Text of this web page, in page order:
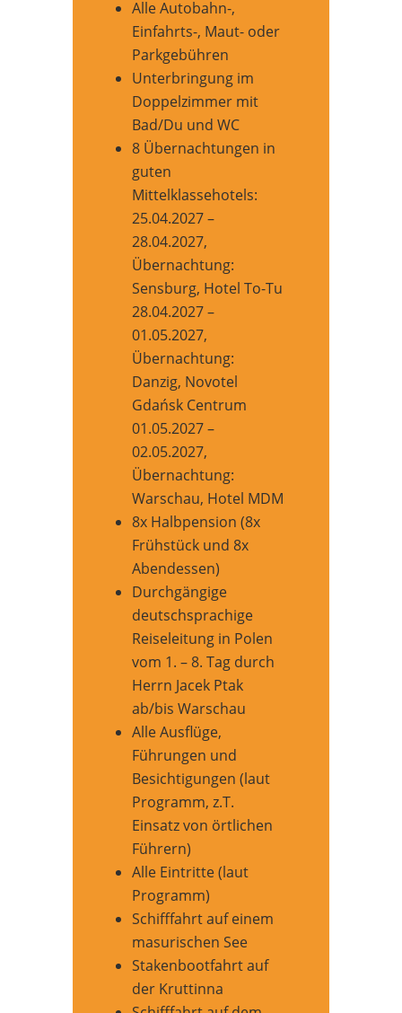
Alle Autobahn-,
Einfahrts-, Maut- oder
Parkgebühren
Unterbringung im
Doppelzimmer mit
Bad/Du und WC
8 Übernachtungen in
guten
Mittelklassehotels:
25.04.2027 –
28.04.2027,
Übernachtung:
Sensburg, Hotel To-Tu
28.04.2027 –
01.05.2027,
Übernachtung:
Danzig, Novotel
Gdańsk Centrum
01.05.2027 –
02.05.2027,
Übernachtung:
Warschau, Hotel MDM
8x Halbpension (8x
Frühstück und 8x
Abendessen)
Durchgängige
deutschsprachige
Reiseleitung in Polen
vom 1. – 8. Tag durch
Herrn Jacek Ptak
ab/bis Warschau
Alle Ausflüge,
Führungen und
Besichtigungen (laut
Programm, z.T.
Einsatz von örtlichen
Führern)
Alle Eintritte (laut
Programm)
Schifffahrt auf einem
masurischen See
Stakenbootfahrt auf
der Kruttinna